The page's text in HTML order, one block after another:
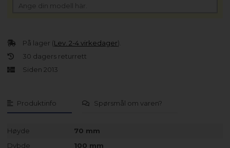
Produktinfo Spørsmål om varen?
Høyde
70 mm
Dybde
100 mm
På lager (Lev. 2-4 virkedager).
30 dagers returrett
Siden 2013